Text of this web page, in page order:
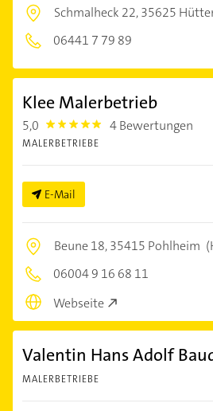
Schmalheck 22,35625
06441 7 79 89
Klee Malerbetrieb
5,0 5.0 4 Bewertungen
MALERBETRIEBE
E-Mail
Beune 18,35415 Pohlheim
06004 9 16 68 11
Webseite
Valentin Hans Adolf
MALERBETRIEBE